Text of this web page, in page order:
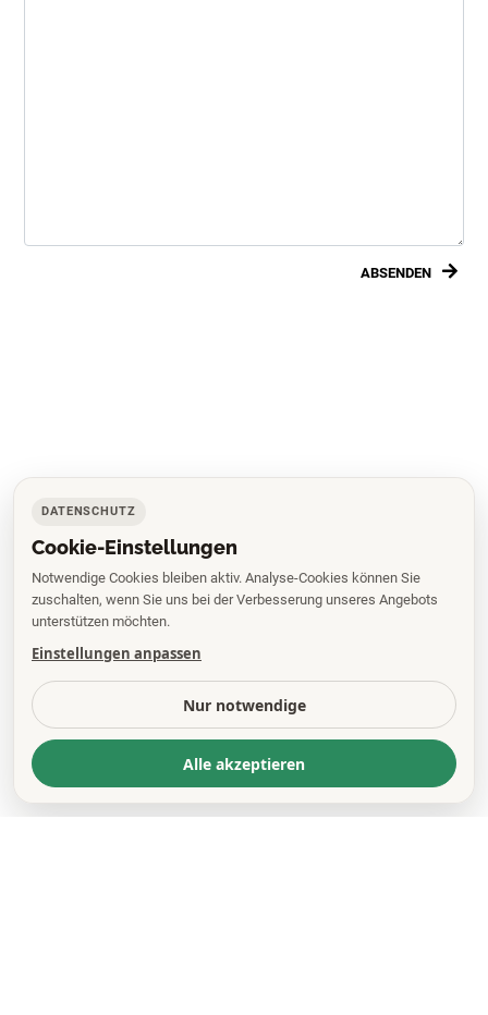
ABSENDEN
DATENSCHUTZ
Cookie-Einstellungen
Notwendige Cookies bleiben aktiv. Analyse-Cookies können Sie
zuschalten, wenn Sie uns bei der Verbesserung unseres Angebots
unterstützen möchten.
Einstellungen anpassen
Nur notwendige
Alle akzeptieren